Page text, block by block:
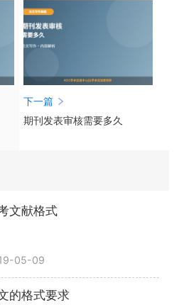
下一篇
期刊发表审核需要多久
文献格式
05-09
的格式要求